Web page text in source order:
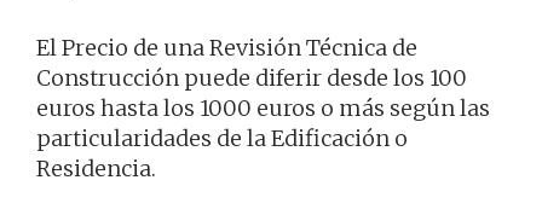
El Precio de una Revisión Técnica de
Construcción puede diferir desde los 100
euros hasta los 1000 euros o más según las
particularidades de la Edificación o
Residencia.